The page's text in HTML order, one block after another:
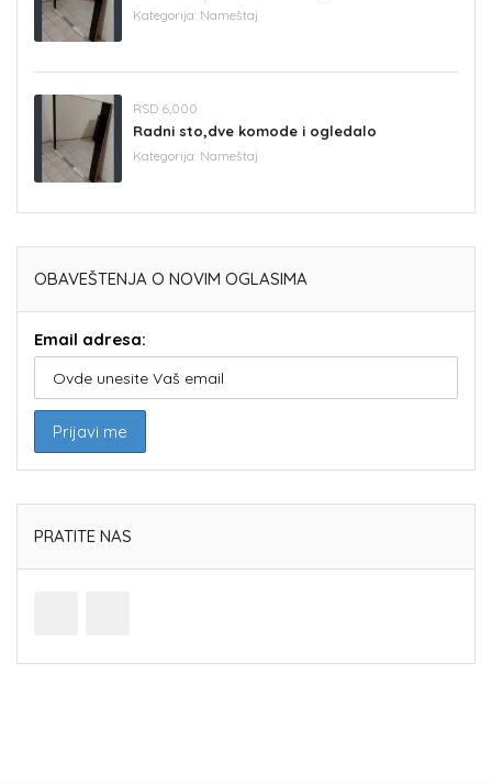
Kategorija: Nameštaj
RSD 6,000
Radni sto,dve komode i ogledalo
Kategorija: Nameštaj
OBAVEŠTENJA O NOVIM OGLASIMA
Email adresa:
PRATITE NAS